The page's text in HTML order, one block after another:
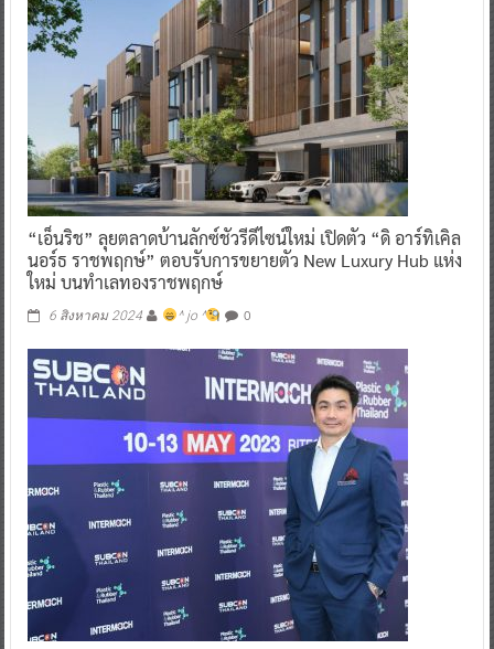
“เอ็นริช” ลุยตลาดบ้านลักซ์ชัวรีดีไซน์ใหม่ เปิดตัว “ดิ อาร์ทิเคิล
นอร์ธ ราชพฤกษ์” ตอบรับการขยายตัว New Luxury Hub แห่ง
ใหม่ บนทำเลทองราชพฤกษ์
6 สิงหาคม 2024 ^ jo ^ 0